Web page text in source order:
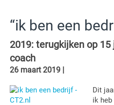
“ik ben een
2019: terugkijken op
coach
26 maart 2019 |
Dit
ik